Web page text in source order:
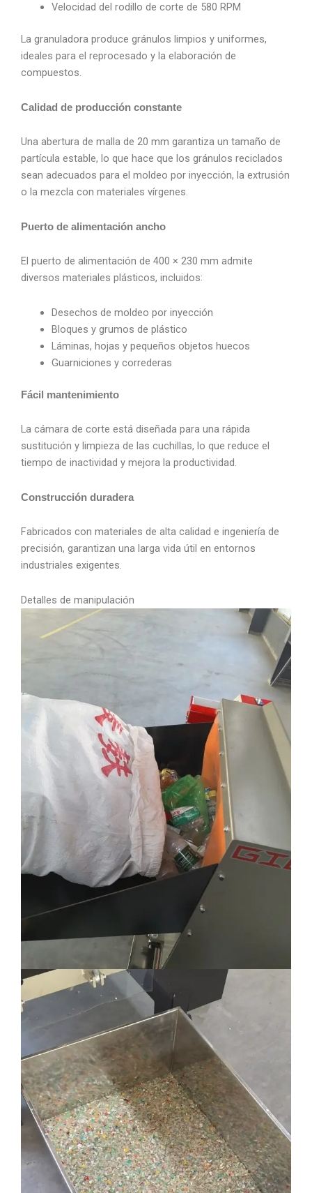
Velocidad del rodillo de corte de 580 RPM
La granuladora produce gránulos limpios y uniformes,
ideales para el reprocesado y la elaboración de
compuestos.
Calidad de producción constante
Una abertura de malla de 20 mm garantiza un tamaño de
partícula estable, lo que hace que los gránulos reciclados
sean adecuados para el moldeo por inyección, la extrusión
o la mezcla con materiales vírgenes.
Puerto de alimentación ancho
El puerto de alimentación de 400 × 230 mm admite
diversos materiales plásticos, incluidos:
Desechos de moldeo por inyección
Bloques y grumos de plástico
Láminas, hojas y pequeños objetos huecos
Guarniciones y correderas
Fácil mantenimiento
La cámara de corte está diseñada para una rápida
sustitución y limpieza de las cuchillas, lo que reduce el
tiempo de inactividad y mejora la productividad.
Construcción duradera
Fabricados con materiales de alta calidad e ingeniería de
precisión, garantizan una larga vida útil en entornos
industriales exigentes.
Detalles de manipulación